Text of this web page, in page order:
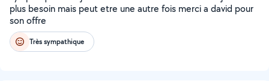
plus besoin mais peut etre une autre fois merci a david pour
son offre
Très sympathique